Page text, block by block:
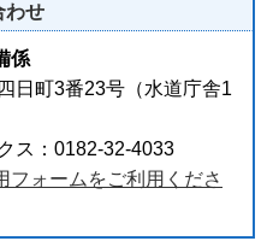
わせ
係
日町3番23号（水道庁舎1
ス：0182-32-4033
フォームをご利用くださ